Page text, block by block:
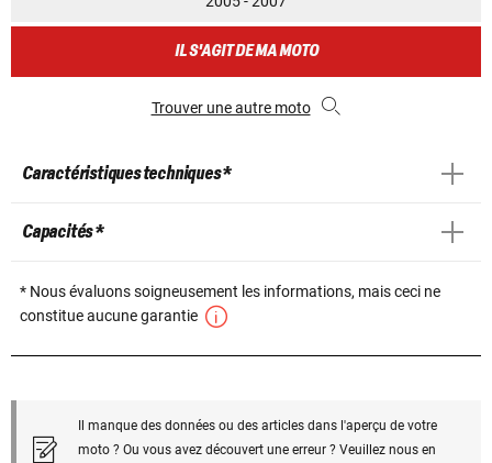
IL S'AGIT DE MA MOTO
Trouver une autre moto
Caractéristiques techniques *
Capacités *
* Nous évaluons soigneusement les informations, mais ceci ne
constitue aucune garantie
Il manque des données ou des articles dans l'aperçu de votre
moto ? Ou vous avez découvert une erreur ? Veuillez nous en